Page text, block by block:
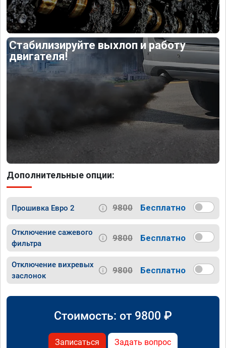
Стабилизируйте выхлоп и работу
двигателя!
Дополнительные опции:
Прошивка Евро 2 9800 Бесплатно
Отключение сажевого
фильтра
9800 Бесплатно
Отключение вихревых
заслонок
9800 Бесплатно
Стоимость: от 9800 ₽
Записаться Задать вопрос